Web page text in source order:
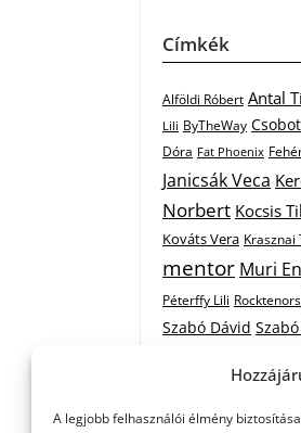
A legjobb felhasználói élmény
Címkék
Alföldi Róbert Antal
Lili ByTheWay
Dóra Fat Phoenix
Janicsák Veca
Norbert Kocsis
Kováts Vera Krasznai
mentor Muri
Péterffy Lili Rocktenors
Szabó Dávid